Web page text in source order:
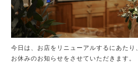
今日は、お店をリニューアルするにあたり、
お休みのお知らせをさせていただきます。